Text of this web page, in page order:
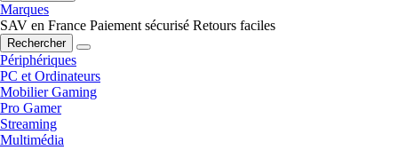
Marques
SAV en France Paiement sécurisé Retours faciles
Rechercher
Périphériques
PC et Ordinateurs
Mobilier Gaming
Pro Gamer
Streaming
Multimédia